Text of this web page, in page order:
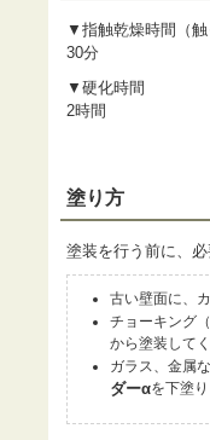
▼指触乾燥時間（触
30分
▼硬化時間
2時間
塗り方
塗装を行う前に、
古い壁面に、
チョーキング
から塗装してく
ガラス、金属
ダーαを下塗